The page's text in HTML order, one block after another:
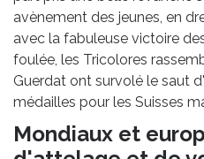
avènement des jeunes, en
avec la fabuleuse victoire
foulée, les Tricolores
Guerdat ont survolé le saut
médailles pour les Suisses
Mondiaux et